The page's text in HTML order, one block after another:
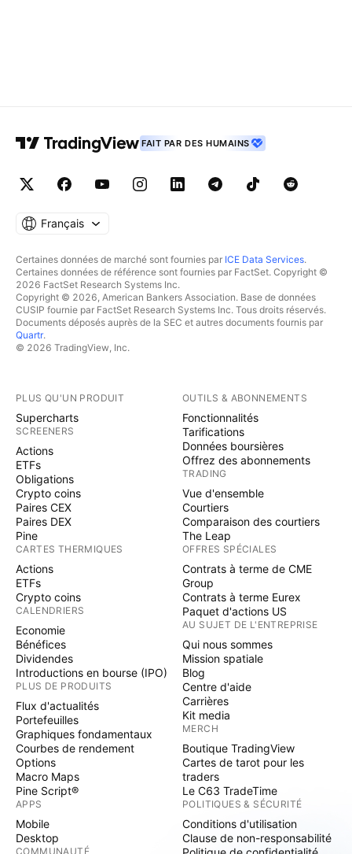
FAIT PAR DES HUMAINS
Français
Certaines données de marché sont fournies par ICE Data Services.
Certaines données de référence sont fournies par FactSet. Copyright ©
2026 FactSet Research Systems Inc.
Copyright © 2026, American Bankers Association. Base de données
CUSIP fournie par FactSet Research Systems Inc. Tous droits réservés.
Documents déposés auprès de la SEC et autres documents fournis par
Quartr.
© 2026 TradingView, Inc.
PLUS QU'UN PRODUIT
Supercharts
SCREENERS
Actions
ETFs
Obligations
Crypto coins
Paires CEX
Paires DEX
Pine
CARTES THERMIQUES
Actions
ETFs
Crypto coins
CALENDRIERS
Economie
Bénéfices
Dividendes
Introductions en bourse (IPO)
PLUS DE PRODUITS
Flux d'actualités
Portefeuilles
Graphiques fondamentaux
Courbes de rendement
Options
Macro Maps
Pine Script®
APPS
Mobile
Desktop
COMMUNAUTÉ
OUTILS & ABONNEMENTS
Fonctionnalités
Tarifications
Données boursières
Offrez des abonnements
TRADING
Vue d'ensemble
Courtiers
Comparaison des courtiers
The Leap
OFFRES SPÉCIALES
Contrats à terme de CME
Group
Contrats à terme Eurex
Paquet d'actions US
AU SUJET DE L'ENTREPRISE
Qui nous sommes
Mission spatiale
Blog
Centre d'aide
Carrières
Kit media
MERCH
Boutique TradingView
Cartes de tarot pour les
traders
Le C63 TradeTime
POLITIQUES & SÉCURITÉ
Conditions d'utilisation
Clause de non-responsabilité